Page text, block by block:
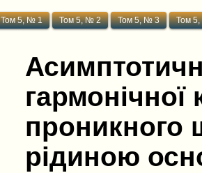
Том 5, № 1 Том 5, № 2 Том 5, № 3 Том
гармонічної
проникного
рідиною